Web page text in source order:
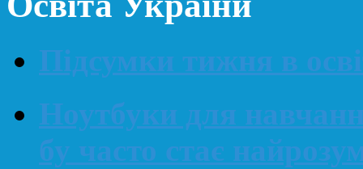
Підсумки тижня в
Ноутбуки для
бу часто стає